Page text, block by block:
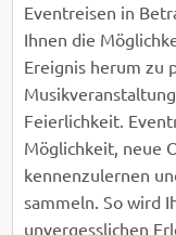
Eventreisen in
Ihnen die
Ereignis herum zu
Feierlichkeit.
Möglichkeit, neue
kennenzulernen
sammeln. So wird
unvergesslichen